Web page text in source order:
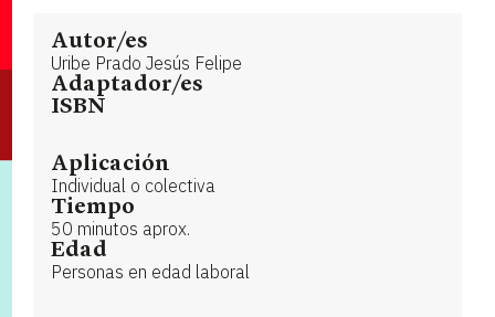
Autor/es
Uribe Prado Jesús Felipe
Adaptador/es
ISBN
Aplicación
Individual o colectiva
Tiempo
50 minutos aprox.
Edad
Personas en edad laboral